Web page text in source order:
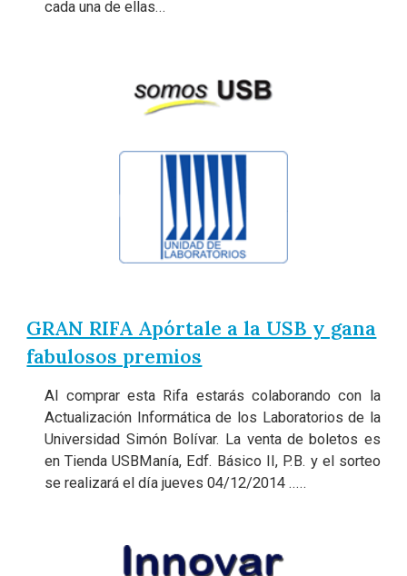
cada una de ellas...
GRAN RIFA Apórtale a la USB y gana
fabulosos premios
Al comprar esta Rifa estarás colaborando con la
Actualización Informática de los Laboratorios de la
Universidad Simón Bolívar. La venta de boletos es
en Tienda USBManía, Edf. Básico II, P.B. y el sorteo
se realizará el día jueves 04/12/2014 .....